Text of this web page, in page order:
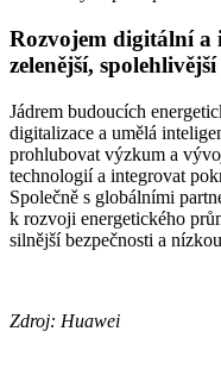
Rozvojem digitální a
zelenější,
Jádrem budoucích
digitalizace a umělá
prohlubovat výzkum a
technologií a integrovat
Společně s globálními
k rozvoji energetického
silnější bezpečnosti a
Zdroj: Huawei